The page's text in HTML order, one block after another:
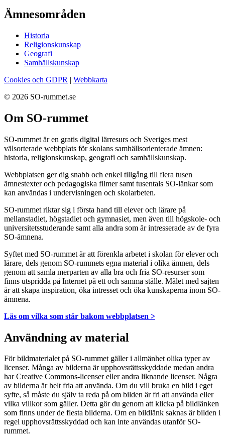
Ämnesområden
Historia
Religionskunskap
Geografi
Samhällskunskap
Cookies och GDPR | Webbkarta
© 2026 SO-rummet.se
Om SO-rummet
SO-rummet är en gratis digital lärresurs och Sveriges mest
välsorterade webbplats för skolans samhällsorienterade ämnen:
historia, religionskunskap, geografi och samhällskunskap.
Webbplatsen ger dig snabb och enkel tillgång till flera tusen
ämnestexter och pedagogiska filmer samt tusentals SO-länkar som
kan användas i undervisningen och skolarbeten.
SO-rummet riktar sig i första hand till elever och lärare på
mellanstadiet, högstadiet och gymnasiet, men även till högskole- och
universitetsstuderande samt alla andra som är intresserade av de fyra
SO-ämnena.
Syftet med SO-rummet är att förenkla arbetet i skolan för elever och
lärare, dels genom SO-rummets egna material i olika ämnen, dels
genom att samla merparten av alla bra och fria SO-resurser som
finns utspridda på Internet på ett och samma ställe. Målet med sajten
är att skapa inspiration, öka intresset och öka kunskaperna inom SO-
ämnena.
Läs om vilka som står bakom webbplatsen >
Användning av material
För bildmaterialet på SO-rummet gäller i allmänhet olika typer av
licenser. Många av bilderna är upphovsrättsskyddade medan andra
har Creative Commons-licenser eller andra liknande licenser. Några
av bilderna är helt fria att använda. Om du vill bruka en bild i eget
syfte, så måste du själv ta reda på om bilden är fri att använda eller
vilka villkor som gäller. Detta gör du genom att klicka på bildlänken
som finns under de flesta bilderna. Om en bildlänk saknas är bilden i
regel upphovsrättsskyddad och kan inte användas utanför SO-
rummet.